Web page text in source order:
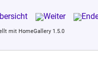
mit HomeGallery 1.5.0